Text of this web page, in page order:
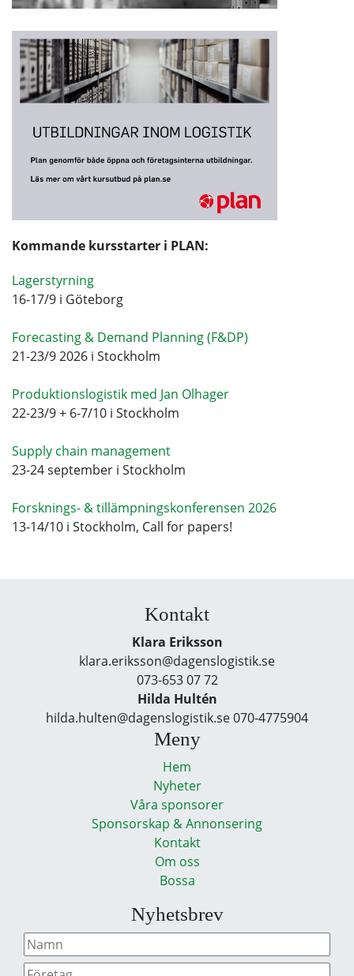
Kommande kursstarter i PLAN:
Lagerstyrning
16-17/9 i Göteborg
Forecasting & Demand Planning (F&DP)
21-23/9 2026 i Stockholm
Produktionslogistik med Jan Olhager
22-23/9 + 6-7/10 i Stockholm
Supply chain management
23-24 september i Stockholm
Forsknings- & tillämpningskonferensen 2026
13-14/10 i Stockholm, Call for papers!
Kontakt
Klara Eriksson
klara.eriksson@dagenslogistik.se
073-653 07 72
Hilda Hultén
hilda.hulten@dagenslogistik.se 070-4775904
Meny
Hem
Nyheter
Våra sponsorer
Sponsorskap & Annonsering
Kontakt
Om oss
Bossa
Nyhetsbrev